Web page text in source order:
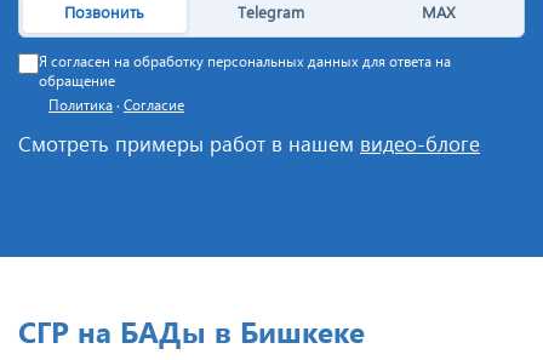
Позвонить Telegram MAX
Я согласен на обработку персональных данных для ответа на
обращение
Политика · Согласие
Смотреть примеры работ в нашем видео-блоге
СГР на БАДы в Бишкеке